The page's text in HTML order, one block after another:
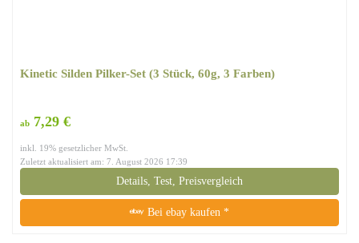
Kinetic Silden Pilker-Set (3 Stück, 60g, 3 Farben)
ab 7,29 €
inkl. 19% gesetzlicher MwSt.
Zuletzt aktualisiert am: 7. August 2026 17:39
Details, Test, Preisvergleich
Bei ebay kaufen *